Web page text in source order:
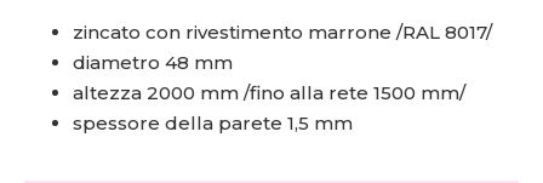
zincato con rivestimento marrone /RAL 8017/
diametro 48 mm
altezza 2000 mm /fino alla rete 1500 mm/
spessore della parete 1,5 mm